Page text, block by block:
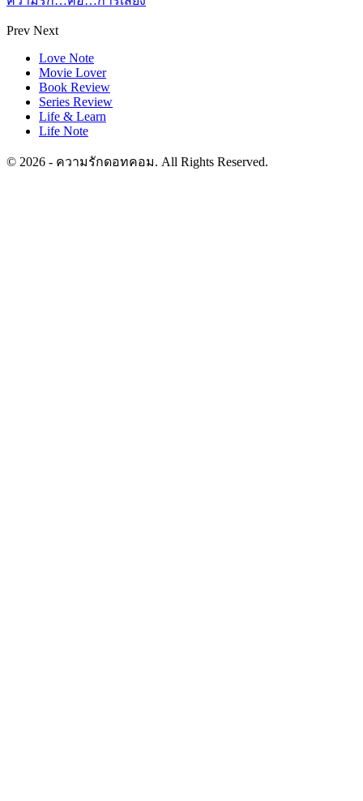
Prev Next
Love Note
Movie Lover
Book Review
Series Review
Life & Learn
Life Note
© 2026 - ความรักดอทคอม. All Rights Reserved.